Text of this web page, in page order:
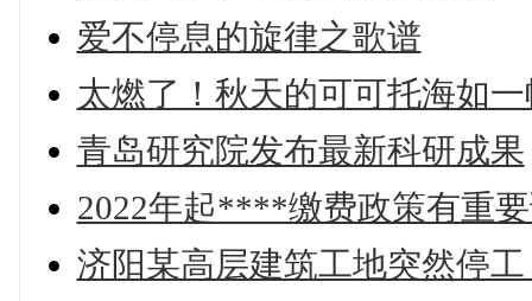
爱不停息的旋律之歌谱
太燃了！秋天的可可托海如
青岛研究院发布最新科研成果
2022年起****缴费政策有重
济阳某高层建筑工地突然停